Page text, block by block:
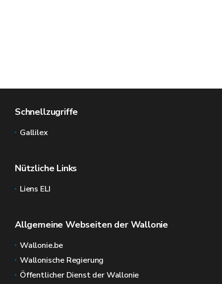
Schnellzugriffe
Gallilex
Nützliche Links
Liens ELI
Allgemeine Webseiten der Wallonie
Wallonie.be
Wallonische Regierung
Öffentlicher Dienst der Wallonie